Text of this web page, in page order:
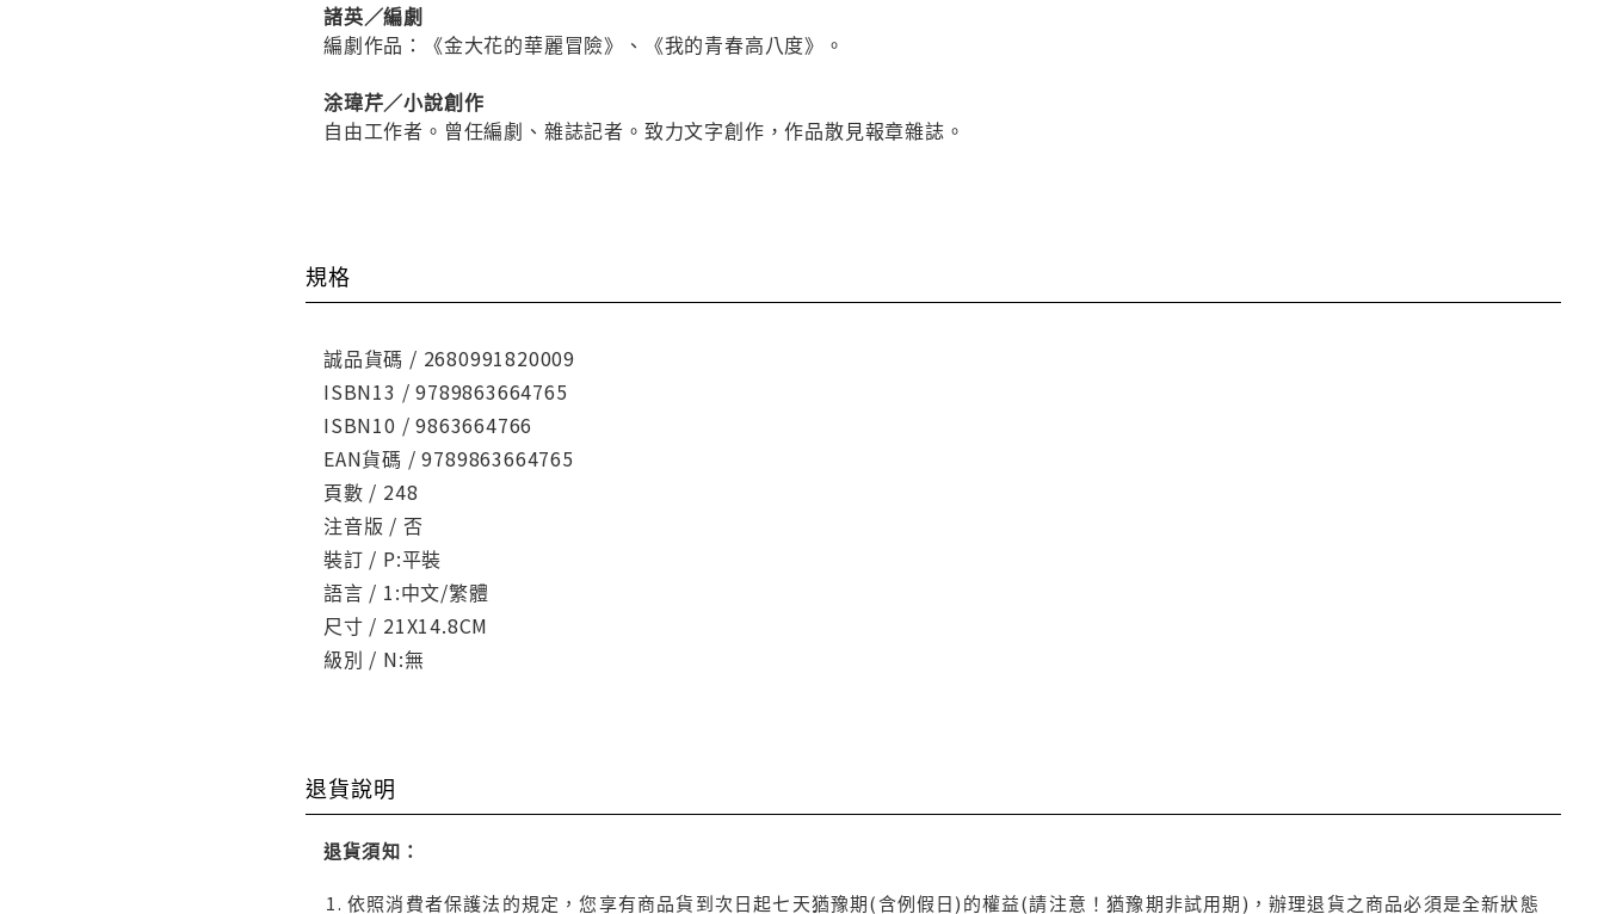
諸英／編劇
編劇作品：《金大花的華麗冒險》、《我的青春高八度》。
涂瑋芹／小說創作
自由工作者。曾任編劇、雜誌記者。致力文字創作，作品散見報章雜誌。
規格
誠品貨碼 / 2680991820009
ISBN13 / 9789863664765
ISBN10 / 9863664766
EAN貨碼 / 9789863664765
頁數 / 248
注音版 / 否
裝訂 / P:平裝
語言 / 1:中文/繁體
尺寸 / 21X14.8CM
級別 / N:無
退貨說明
退貨須知：
依照消費者保護法的規定，您享有商品貨到次日起七天猶豫期(含例假日)的權益(請注意！猶豫期非試用期)，辦理退貨之商品必須是全新狀態